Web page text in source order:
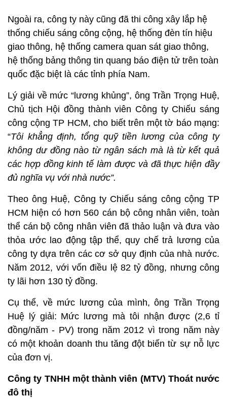
Ngoài ra, công ty này cũng đã thi công xây lắp hệ
thống chiếu sáng công cộng, hệ thống đèn tín hiệu
giao thông, hệ thống camera quan sát giao thông,
hệ thống bảng thông tin quang báo điện tử trên toàn
quốc đặc biệt là các tỉnh phía Nam.
Lý giải về mức “lương khủng”, ông Trần Trọng Huệ,
Chủ tịch Hội đồng thành viên Công ty Chiếu sáng
công cộng TP HCM, cho biết trên một tờ báo mạng:
“Tôi khẳng định, tổng quỹ tiền lương của công ty
không dư đồng nào từ ngân sách mà là từ kết quả
các hợp đồng kinh tế làm được và đã thực hiện đầy
đủ nghĩa vụ với nhà nước”.
Theo ông Huệ, Công ty Chiếu sáng công cộng TP
HCM hiện có hơn 560 cán bộ công nhân viên, toàn
thể cán bộ công nhân viên đã thảo luận và đưa vào
thỏa ước lao động tập thể, quy chế trả lương của
công ty dựa trên các cơ sở quy định của nhà nước.
Năm 2012, với vốn điều lệ 82 tỷ đồng, nhưng công
ty lãi hơn 130 tỷ đồng.
Cụ thể, về mức lương của mình, ông Trần Trọng
Huệ lý giải: Mức lương mà tôi nhận được (2,6 tỉ
đồng/năm - PV) trong năm 2012 vì trong năm này
có một khoản doanh thu tăng đột biến từ sự nỗ lực
của đơn vị.
Công ty TNHH một thành viên (MTV) Thoát nước
đô thị